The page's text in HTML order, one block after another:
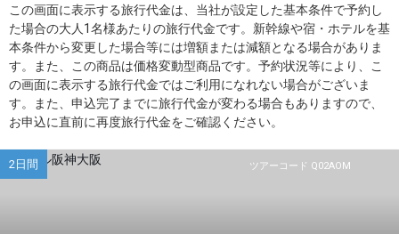
この画面に表示する旅行代金は、当社が設定した基本条件で予約し
た場合の大人1名様あたりの旅行代金です。新幹線や宿・ホテルを基
本条件から変更した場合等には増額または減額となる場合がありま
す。また、この商品は価格変動型商品です。予約状況等により、こ
の画面に表示する旅行代金ではご利用になれない場合がございま
す。また、申込完了までに旅行代金が変わる場合もありますので、
お申込に直前に再度旅行代金をご確認ください。
ツアーコード Q02AOM
2日間